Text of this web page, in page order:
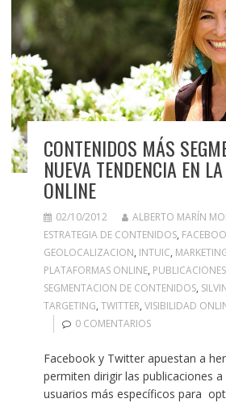
CONTENIDOS MÁS
NUEVA TENDENCIA EN
ONLINE
02/10/2012
ALBERTO MARÍN
ESTRATEGIA DE CONTENIDOS,
GEOLOCALIZACION, INTUIC,
PLATAFORMAS ONLINE,
SEGMENTACION DE CONTENIDOS,
TARGETING, TWITTER, VISIBILIDAD
0 COMENTARIOS
Facebook y Twitter apuestan a
permiten dirigir las publicaciones
usuarios más específicos para